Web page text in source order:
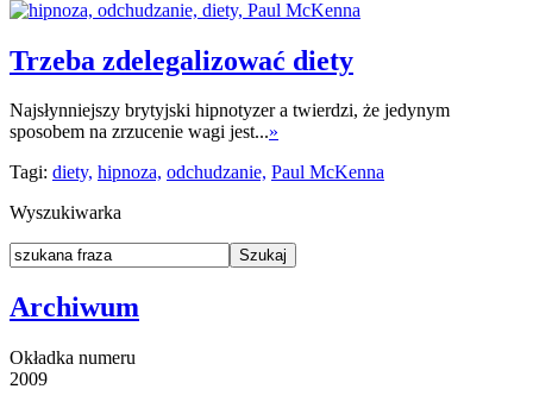
Trzeba zdelegalizować diety
Najsłynniejszy brytyjski hipnotyzer a twierdzi, że jedynym
sposobem na zrzucenie wagi jest...»
Tagi: diety, hipnoza, odchudzanie, Paul McKenna
Wyszukiwarka
Archiwum
Okładka numeru
2009